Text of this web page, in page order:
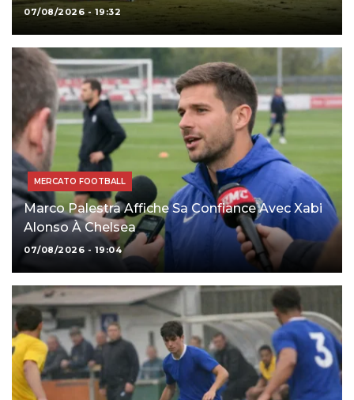
07/08/2026 - 19:32
MERCATO FOOTBALL
Marco Palestra Affiche Sa Confiance Avec Xabi
Alonso À Chelsea
07/08/2026 - 19:04